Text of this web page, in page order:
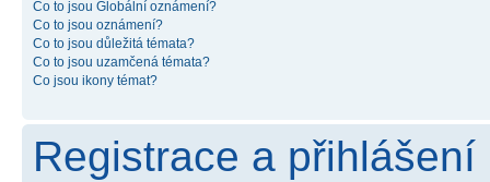
Co to jsou Globální oznámení?
Co to jsou oznámení?
Co to jsou důležitá témata?
Co to jsou uzamčená témata?
Co jsou ikony témat?
Registrace a přihlášení